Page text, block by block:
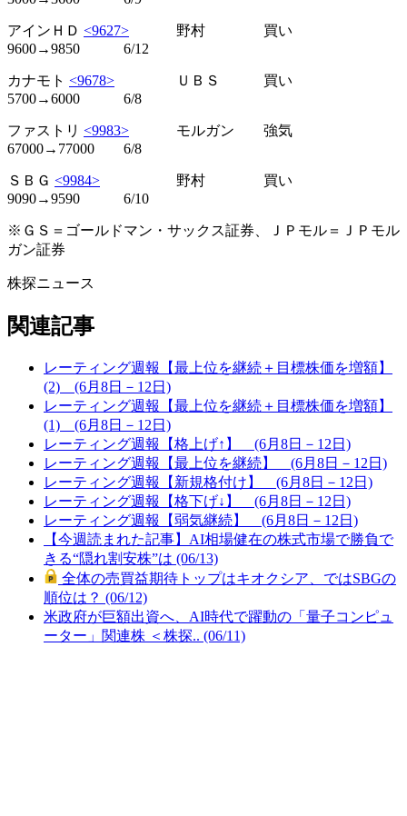
アインＨＤ <9627> 野村 買い
9600→9850 6/12
カナモト <9678> ＵＢＳ 買い
5700→6000 6/8
ファストリ <9983> モルガン 強気
67000→77000 6/8
ＳＢＧ <9984> 野村 買い
9090→9590 6/10
※ＧＳ＝ゴールドマン・サックス証券、ＪＰモル＝ＪＰモル
ガン証券
株探ニュース
関連記事
レーティング週報【最上位を継続＋目標株価を増額】
(2) (6月8日－12日)
レーティング週報【最上位を継続＋目標株価を増額】
(1) (6月8日－12日)
レーティング週報【格上げ↑】 (6月8日－12日)
レーティング週報【最上位を継続】 (6月8日－12日)
レーティング週報【新規格付け】 (6月8日－12日)
レーティング週報【格下げ↓】 (6月8日－12日)
レーティング週報【弱気継続】 (6月8日－12日)
【今週読まれた記事】AI相場健在の株式市場で勝負で
きる“隠れ割安株”は (06/13)
全体の売買益期待トップはキオクシア、ではSBGの
順位は？ (06/12)
米政府が巨額出資へ、AI時代で躍動の「量子コンピュ
ーター」関連株 ＜株探.. (06/11)